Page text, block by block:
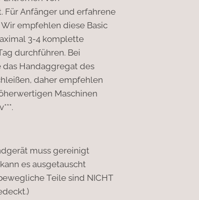
Für Anfänger und erfahrene
empfehlen diese Basic
3-4 komplette
durchführen. Bei
das Handaggregat des
daher empfehlen
Maschinen
muss gereinigt
es ausgetauscht
Teile sind NICHT